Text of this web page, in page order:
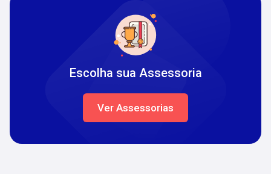
Escolha sua Assessoria
Ver Assessorias